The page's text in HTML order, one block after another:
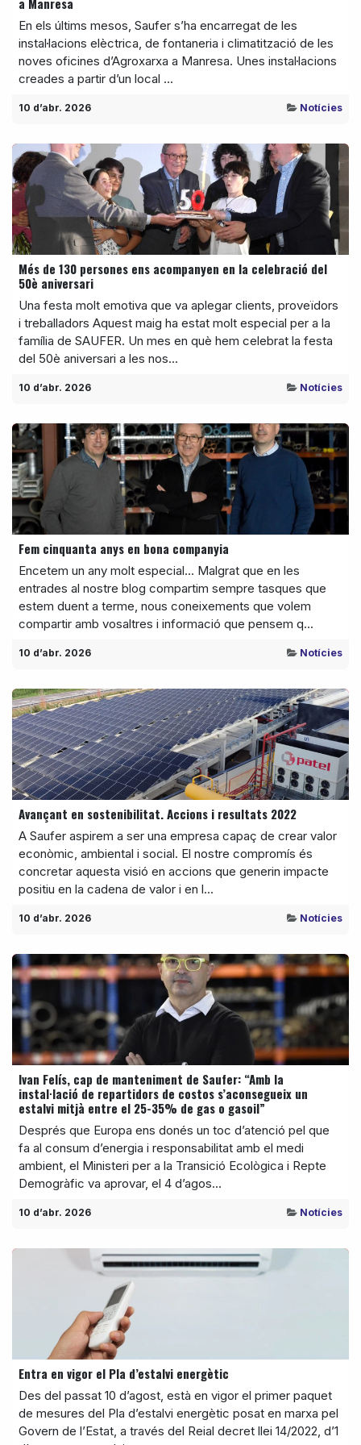
En els últims mesos, Saufer s’ha encarregat de les
instal·lacions elèctrica, de fontaneria i climatització de les
noves oficines d’Agroxarxa a Manresa. Unes instal·lacions
creades a partir d’un local ...
10 d’abr. 2026 Notícies
Més de 130 persones ens acompanyen en la celebració del
50è aniversari
Una festa molt emotiva que va aplegar clients, proveïdors
i treballadors Aquest maig ha estat molt especial per a la
família de SAUFER. Un mes en què hem celebrat la festa
del 50è aniversari a les nos...
10 d’abr. 2026 Notícies
Fem cinquanta anys en bona companyia
Encetem un any molt especial… Malgrat que en les
entrades al nostre blog compartim sempre tasques que
estem duent a terme, nous coneixements que volem
compartir amb vosaltres i informació que pensem q...
10 d’abr. 2026 Notícies
Avançant en sostenibilitat. Accions i resultats 2022
A Saufer aspirem a ser una empresa capaç de crear valor
econòmic, ambiental i social. El nostre compromís és
concretar aquesta visió en accions que generin impacte
positiu en la cadena de valor i en l...
10 d’abr. 2026 Notícies
Ivan Felís, cap de manteniment de Saufer: “Amb la
instal·lació de repartidors de costos s’aconsegueix un
estalvi mitjà entre el 25-35% de gas o gasoil”
Després que Europa ens donés un toc d’atenció pel que
fa al consum d’energia i responsabilitat amb el medi
ambient, el Ministeri per a la Transició Ecològica i Repte
Demogràfic va aprovar, el 4 d’agos...
10 d’abr. 2026 Notícies
Entra en vigor el Pla d’estalvi energètic
Des del passat 10 d’agost, està en vigor el primer paquet
de mesures del Pla d’estalvi energètic posat en marxa pel
Govern de l’Estat, a través del Reial decret llei 14/2022, d’1